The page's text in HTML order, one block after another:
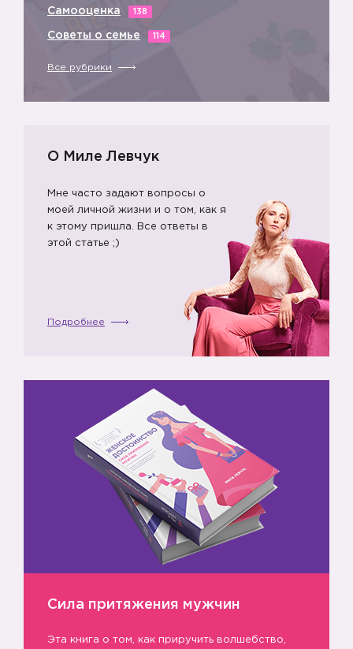
Самооценка 138
Советы о семье 114
Все рубрики
О Миле Левчук
Мне часто задают вопросы о
моей личной жизни и о том, как я
к этому пришла. Все ответы в
этой статье ;)
Подробнее
Сила притяжения мужчин
Эта книга о том, как приручить волшебство,